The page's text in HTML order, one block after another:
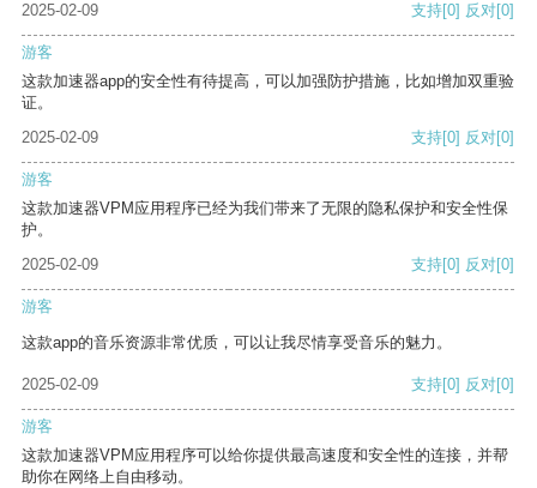
2025-02-09 支持[0] 反对[0]
游客
这款加速器app的安全性有待提高，可以加强防护措施，比如增加双重验
证。
2025-02-09
支持[0] 反对[0]
游客
这款加速器VPM应用程序已经为我们带来了无限的隐私保护和安全性保
护。
2025-02-09
支持[0] 反对[0]
游客
这款app的音乐资源非常优质，可以让我尽情享受音乐的魅力。
2025-02-09 支持[0] 反对[0]
游客
这款加速器VPM应用程序可以给你提供最高速度和安全性的连接，并帮
助你在网络上自由移动。